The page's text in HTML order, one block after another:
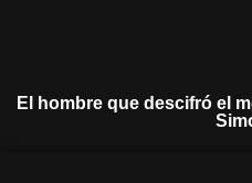
El hombre que descifró el